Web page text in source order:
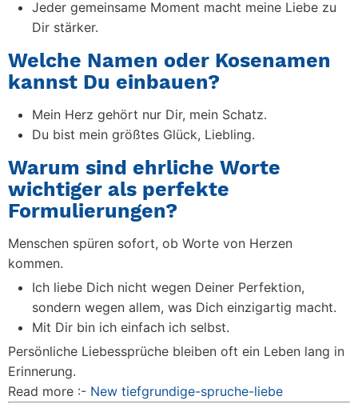
Jeder gemeinsame Moment macht meine Liebe zu
Dir stärker.
Welche Namen oder Kosenamen
kannst Du einbauen?
Mein Herz gehört nur Dir, mein Schatz.
Du bist mein größtes Glück, Liebling.
Warum sind ehrliche Worte
wichtiger als perfekte
Formulierungen?
Menschen spüren sofort, ob Worte von Herzen
kommen.
Ich liebe Dich nicht wegen Deiner Perfektion,
sondern wegen allem, was Dich einzigartig macht.
Mit Dir bin ich einfach ich selbst.
Persönliche Liebessprüche bleiben oft ein Leben lang in
Erinnerung.
Read more :- New tiefgrundige-spruche-liebe